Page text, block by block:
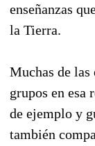
enseñanzas
la Tierra.
Muchas de las
grupos en esa
de ejemplo y
también